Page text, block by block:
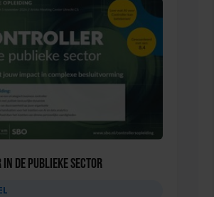
de publieke sector